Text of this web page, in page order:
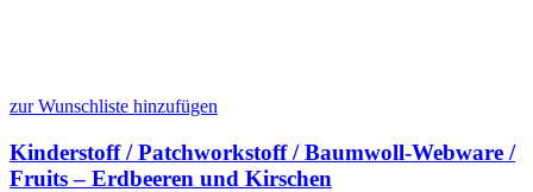
zur Wunschliste hinzufügen
Kinderstoff / Patchworkstoff / Baumwoll-Webware /
Fruits – Erdbeeren und Kirschen